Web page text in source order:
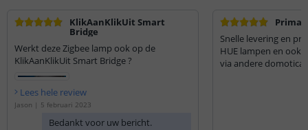
KlikAanKlikUit Smart
Bridge
Werkt deze Zigbee lamp ook op de
KlikAanKlikUit Smart Bridge ?
Lees hele review
Jason | 5 februari 2023
Bedankt voor uw bericht.
Prima
Snelle levering en
HUE lampen en ook
via andere domotica